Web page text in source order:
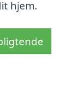
hjem.